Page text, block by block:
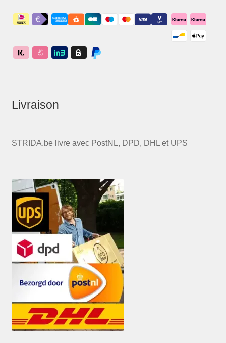
Livraison
STRIDA.be livre avec PostNL, DPD, DHL et UPS